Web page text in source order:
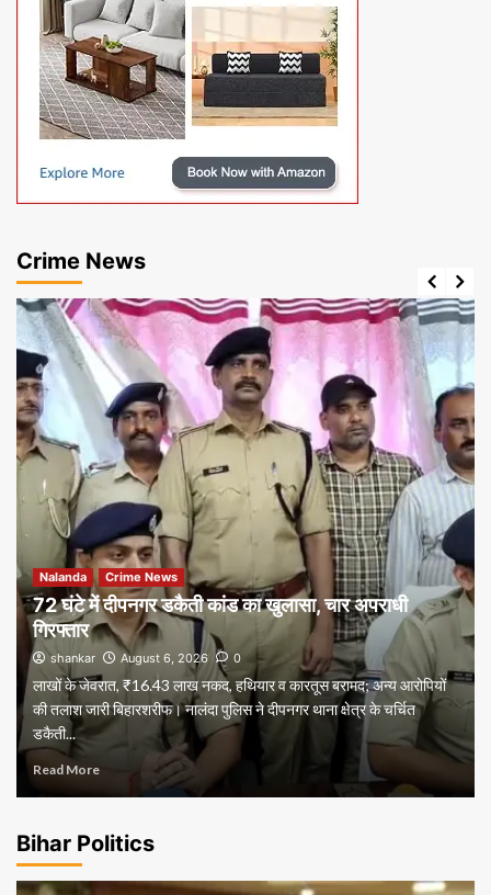
Crime News
Nalanda Crime News
72 घंटे में दीपनगर डकैती कांड का खुलासा, चार अपराधी
गिरफ्तार
shankar August 6, 2026 0
लाखों के जेवरात, ₹16.43 लाख नकद, हथियार व कारतूस बरामद; अन्य आरोपियों
की तलाश जारी बिहारशरीफ। नालंदा पुलिस ने दीपनगर थाना क्षेत्र के चर्चित
डकैती...
Read More
Bihar Politics